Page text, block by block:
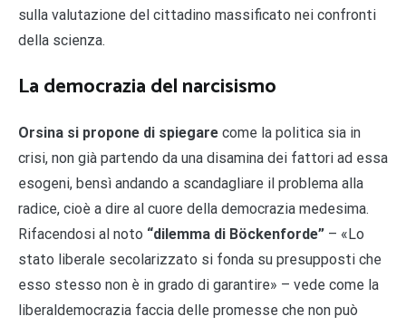
sulla valutazione del cittadino massificato nei confronti
della scienza.
La democrazia del narcisismo
Orsina si propone di spiegare come la politica sia in
crisi, non già partendo da una disamina dei fattori ad essa
esogeni, bensì andando a scandagliare il problema alla
radice, cioè a dire al cuore della democrazia medesima.
Rifacendosi al noto “dilemma di Böckenforde” – «Lo
stato liberale secolarizzato si fonda su presupposti che
esso stesso non è in grado di garantire» – vede come la
liberaldemocrazia faccia delle promesse che non può